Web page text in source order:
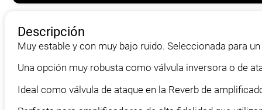
Descripción
Muy estable y con muy bajo ruido. Seleccionada para
Una opción muy robusta como válvula inversora o de
Ideal como válvula de ataque en la Reverb de